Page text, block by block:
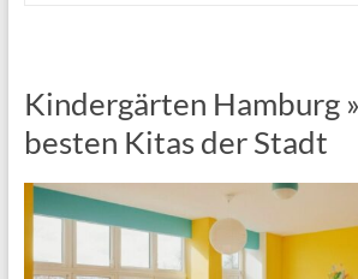
Kindergärten Hamburg
besten Kitas der Stadt